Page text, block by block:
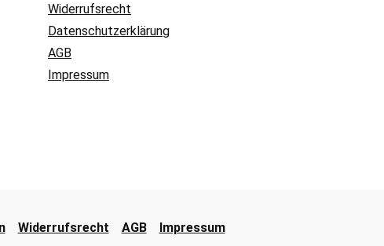
Widerrufsrecht
Datenschutzerklärung
AGB
Impressum
Widerrufsrecht AGB Impressum